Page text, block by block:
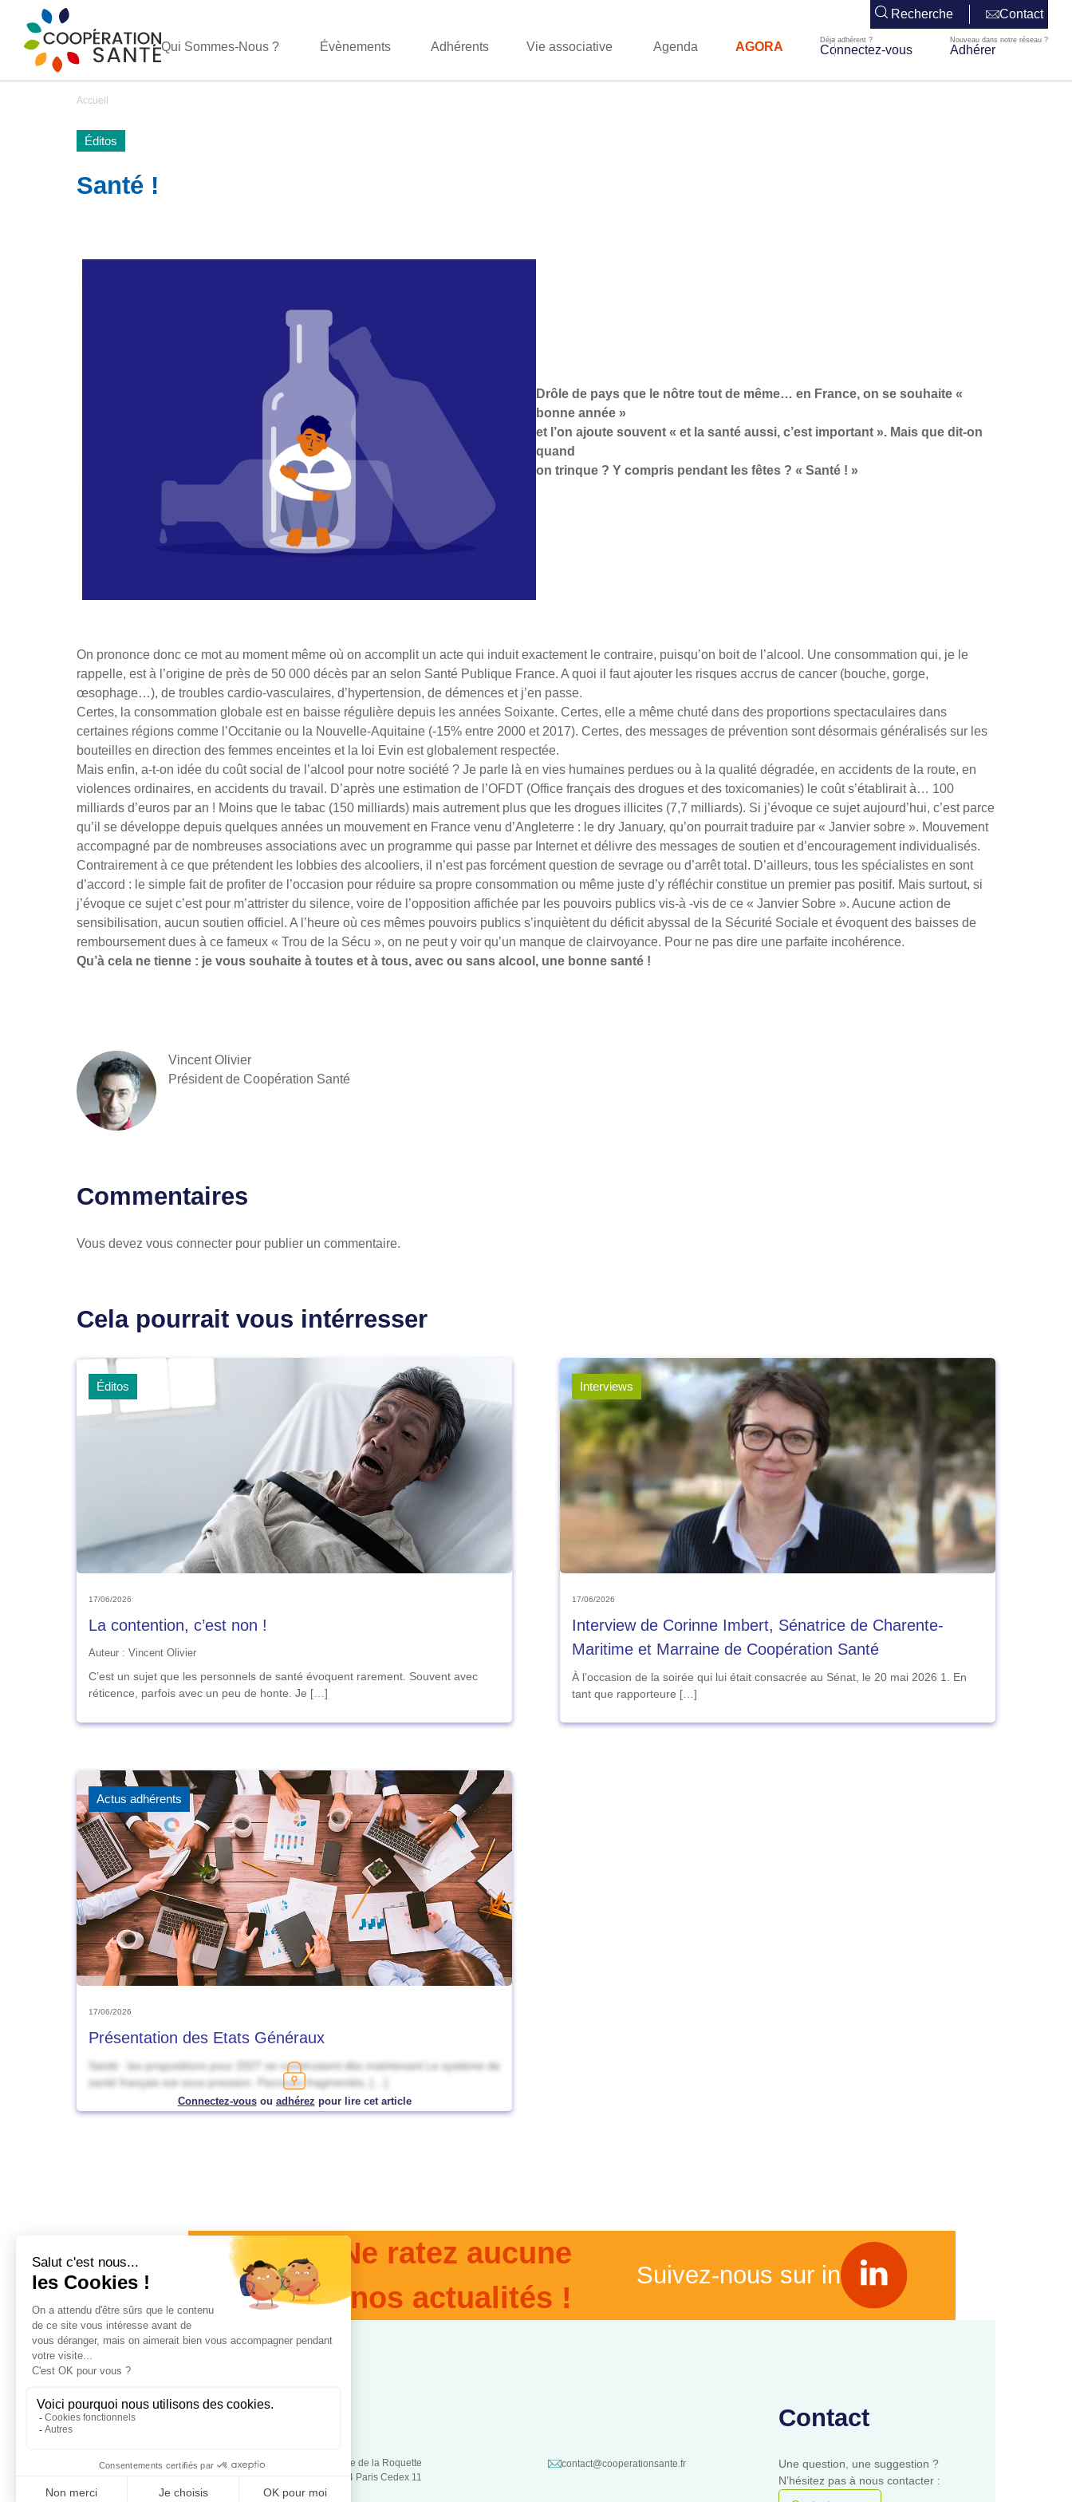
Recherche Contact
Qui Sommes-Nous ? Évènements Adhérents Vie associative Agenda AGORA Connectez-vous Adhérer
Accueil
Éditos
Santé !
Drôle de pays que le nôtre tout de même… en France, on se souhaite «
bonne année »
et l’on ajoute souvent « et la santé aussi, c’est important ». Mais que dit-on
quand
on trinque ? Y compris pendant les fêtes ? « Santé ! »
On prononce donc ce mot au moment même où on accomplit un acte qui induit exactement le contraire, puisqu’on boit de l’alcool. Une consommation qui, je le
rappelle, est à l’origine de près de 50 000 décès par an selon Santé Publique France. A quoi il faut ajouter les risques accrus de cancer (bouche, gorge,
œsophage…), de troubles cardio-vasculaires, d’hypertension, de démences et j’en passe.
Certes, la consommation globale est en baisse régulière depuis les années Soixante. Certes, elle a même chuté dans des proportions spectaculaires dans
certaines régions comme l’Occitanie ou la Nouvelle-Aquitaine (-15% entre 2000 et 2017). Certes, des messages de prévention sont désormais généralisés sur les
bouteilles en direction des femmes enceintes et la loi Evin est globalement respectée.
Mais enfin, a-t-on idée du coût social de l’alcool pour notre société ? Je parle là en vies humaines perdues ou à la qualité dégradée, en accidents de la route, en
violences ordinaires, en accidents du travail. D’après une estimation de l’OFDT (Office français des drogues et des toxicomanies) le coût s’établirait à… 100
milliards d’euros par an ! Moins que le tabac (150 milliards) mais autrement plus que les drogues illicites (7,7 milliards). Si j’évoque ce sujet aujourd’hui, c’est parce
qu’il se développe depuis quelques années un mouvement en France venu d’Angleterre : le dry January, qu’on pourrait traduire par « Janvier sobre ». Mouvement
accompagné par de nombreuses associations avec un programme qui passe par Internet et délivre des messages de soutien et d’encouragement individualisés.
Contrairement à ce que prétendent les lobbies des alcooliers, il n’est pas forcément question de sevrage ou d’arrêt total. D’ailleurs, tous les spécialistes en sont
d’accord : le simple fait de profiter de l’occasion pour réduire sa propre consommation ou même juste d’y réfléchir constitue un premier pas positif. Mais surtout, si
j’évoque ce sujet c’est pour m’attrister du silence, voire de l’opposition affichée par les pouvoirs publics vis-à -vis de ce « Janvier Sobre ». Aucune action de
sensibilisation, aucun soutien officiel. A l’heure où ces mêmes pouvoirs publics s’inquiètent du déficit abyssal de la Sécurité Sociale et évoquent des baisses de
remboursement dues à ce fameux « Trou de la Sécu », on ne peut y voir qu’un manque de clairvoyance. Pour ne pas dire une parfaite incohérence.
Qu’à cela ne tienne : je vous souhaite à toutes et à tous, avec ou sans alcool, une bonne santé !
Vincent Olivier
Président de Coopération Santé
Commentaires
Vous devez vous connecter pour publier un commentaire.
Cela pourrait vous intérresser
Éditos
17/06/2026
La contention, c’est non !
Auteur : Vincent Olivier
C’est un sujet que les personnels de santé évoquent rarement. Souvent avec
réticence, parfois avec un peu de honte. Je […]
Interviews
17/06/2026
Interview de Corinne Imbert, Sénatrice de Charente-
Maritime et Marraine de Coopération Santé
À l’occasion de la soirée qui lui était consacrée au Sénat, le 20 mai 2026 1. En
tant que rapporteure […]
Actus adhérents
17/06/2026
Présentation des Etats Généraux
Santé : les propositions pour 2027 se construisent dès maintenant Le système de
santé français est sous pression. Parcours fragmentés, […]
Connectez-vousou adhérez pour lire cet article
Ne ratez aucune
de nos actualités !
Suivez-nous sur in
Coordonnées
www.cooperationsante.fr
88, rue de la Roquette
75544 Paris Cedex 11
contact@cooperationsante.fr
Contact
Une question, une suggestion ?
N’hésitez pas à nous contacter :